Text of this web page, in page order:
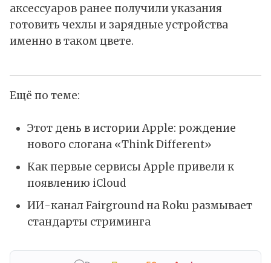
аксессуаров ранее получили указания
готовить чехлы и зарядные устройства
именно в таком цвете.
Ещё по теме:
Этот день в истории Apple: рождение
нового слогана «Think Different»
Как первые сервисы Apple привели к
появлению iCloud
ИИ-канал Fairground на Roku размывает
стандарты стриминга